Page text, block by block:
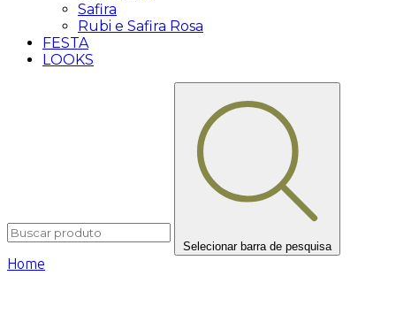
Safira
Rubi e Safira Rosa
FESTA
LOOKS
Selecionar barra de pesquisa
Home